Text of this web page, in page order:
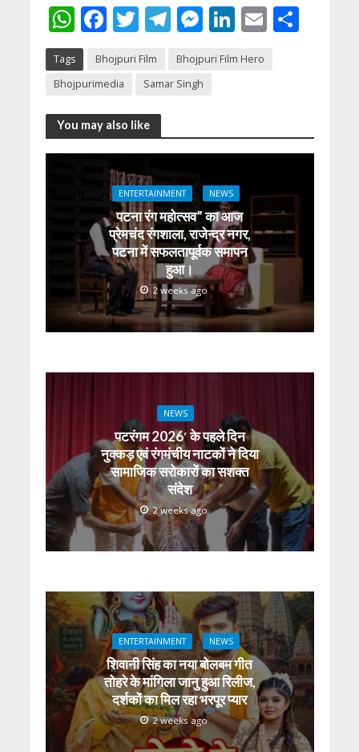
W
h
at
s
A
p
F
e
b
o
o
k
T
itt
er
T
e
gr
m
M
ss
e
g
Li
k
n
E S
Tags Bhojpuri Film
Bhojpuri Film Hero
Bhojpurimedia
Samar Singh
You may also like
ENTERTAINMENT NEWS
पटना रंग महोत्सव” का आज
प्रेमचंद रंगशाला, राजेन्द्र नगर,
पटना में सफलतापूर्वक समापन
हुआ।
2 weeks ago
NEWS
पटरंगम 2026′ के पहले दिन
नुक्कड़ एवं रंगमंचीय नाटकों ने दिया
सामाजिक सरोकारों का सशक्त
संदेश
2 weeks ago
ENTERTAINMENT NEWS
शिवानी सिंह का नया बोलबम गीत
तोहरे के मांगिला जानु हुआ रिलीज,
दर्शकों का मिल रहा भरपूर प्यार
2 weeks ago